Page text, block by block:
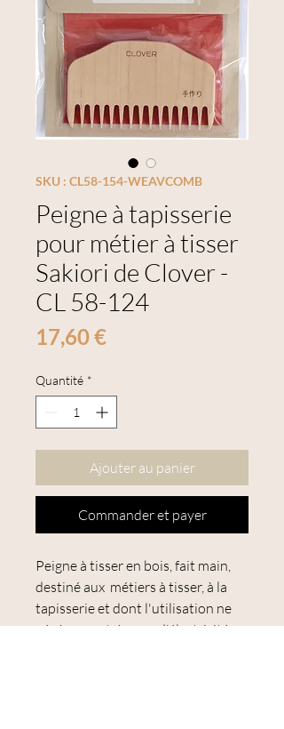
SKU : CL58-154-WEAVCOMB
Peigne à tapisserie
pour métier à tisser
Sakiori de Clover -
CL 58-124
17,60 €Prix
Quantité *
Ajouter au panier
Commander et payer
Peigne à tisser en bois, fait main,
destiné aux métiers à tisser, à la
tapisserie et dont l'utilisation ne
génère que très peu d'électricité